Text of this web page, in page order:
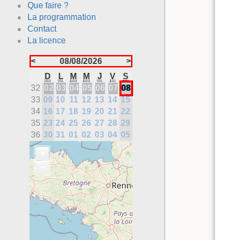
Que faire ?
La programmation
Contact
La licence
< 08/08/2026
>
D
L M M J V
S
32 02
02 03
03 04
04 05
05 06
06 07
07 08
08
33 09 10 11 12 13 14 15
34 16 17 18 19 20 21 22
35 23 24 25 26 27 28 29
36 30 31 01 02 03 04 05